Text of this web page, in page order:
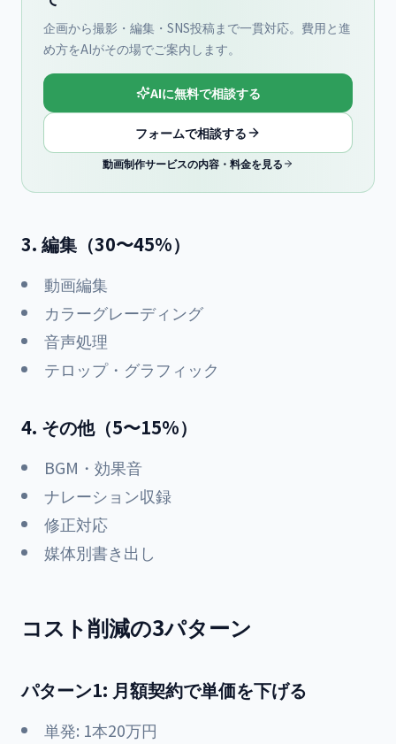
企画から撮影・編集・SNS投稿まで一貫対応。費用と進
め方をAIがその場でご案内します。
AIに無料で相談する
フォームで相談する
動画制作サービスの内容・料金を見る
3. 編集（30〜45%）
動画編集
カラーグレーディング
音声処理
テロップ・グラフィック
4. その他（5〜15%）
BGM・効果音
ナレーション収録
修正対応
媒体別書き出し
コスト削減の3パターン
パターン1: 月額契約で単価を下げる
単発: 1本20万円